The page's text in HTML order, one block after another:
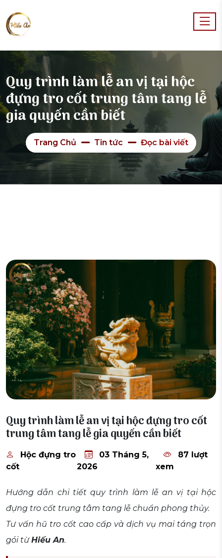
Quy trình làm lễ an vị tại hộc
đựng tro cốt trung tâm tang lễ
gia quyến cần biết
Trang Chủ Tin tức Đọc bài viết
Quy trình làm lễ an vị tại hộc đựng tro cốt
trung tâm tang lễ gia quyến cần biết
Hộc đựng tro
cốt
03 Tháng 5,
2026
87 lượt
xem
Hướng dẫn chi tiết quy trình làm lễ an vị tại hộc
đựng tro cốt trung tâm tang lễ chuẩn phong thủy.
Tư vấn hũ tro cốt cao cấp và dịch vụ mai táng trọn
gói từHiếu An.